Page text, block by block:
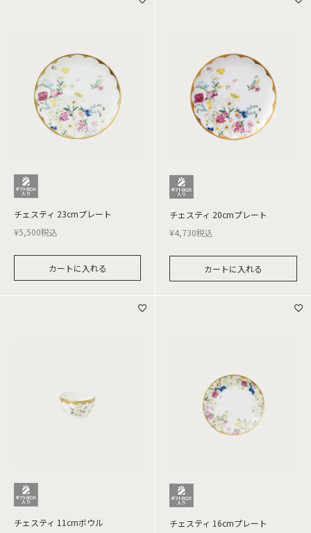
チェスティ 23cmプレート
¥5,500税込
カートに入れる
チェスティ 20cmプレート
¥4,730税込
カートに入れる
チェスティ 11cmボウル
チェスティ 16cmプレート